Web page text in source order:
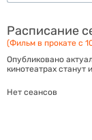
Расписание
(Фильм в прокате с
Опубликовано
кинотеатрах станут
Нет сеансов